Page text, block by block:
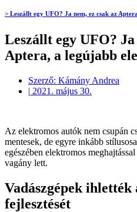
> Leszállt egy UFO? Ja nem, ez csak az
Leszállt egy UFO? Ja
Aptera, a legújabb
Szerző: Kámány Andrea
| 2021. május 30.
Az elektromos autók nem csupán
mentesek, de egyre inkább
egészében elektromos
vagány lett.
Vadászgépek ihlették
fejlesztését